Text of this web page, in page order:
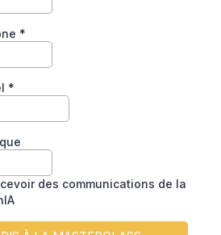
*
*
des communications de la